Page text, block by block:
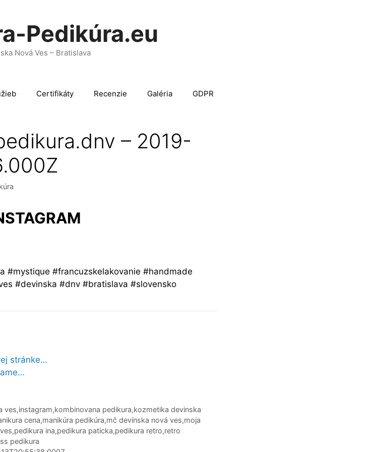
Pedikúra.eu
Nová Ves – Bratislava
Certifikáty Recenzie Galéria GDPR
– 2019-
#mystique #francuzskelakovanie #handmade
#devinska #dnv #bratislava #slovensko
stránke…
ves,instagram,kombinovana pedikura,kozmetika devinska
cena,manikúra pedikúra,mč devínska nová ves,moja
,pedikura ina,pedikura paticka,pedikura retro,retro
pedikura